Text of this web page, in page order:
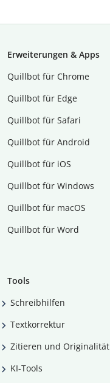
Erweiterungen & Apps
Quillbot für Chrome
Quillbot für Edge
Quillbot für Safari
Quillbot für Android
Quillbot für iOS
Quillbot für Windows
Quillbot für macOS
Quillbot für Word
Tools
Schreibhilfen
Textkorrektur
Zitieren und Originalität
KI-Tools